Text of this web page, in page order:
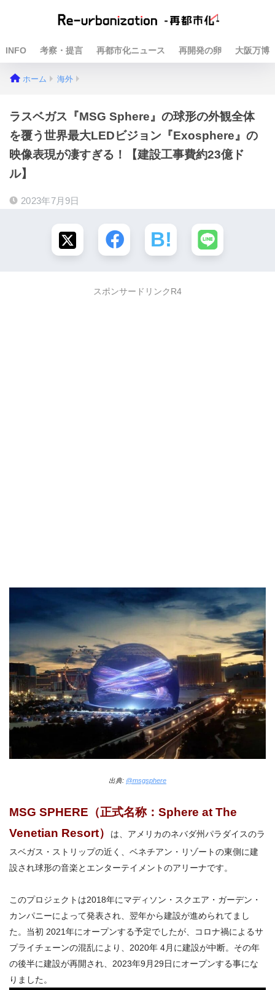
INFO 考察・提言 再都市化ニュース 再開発の卵 大阪万博
ホーム 海外
ラスベガス『MSG Sphere』の球形の外観全体
を覆う世界最大LEDビジョン『Exosphere』の
映像表現が凄すぎる！【建設工事費約23億ド
ル】
2023年7月9日
スポンサードリンクR4
出典: @msgsphere
MSG SPHERE（正式名称：Sphere at The
Venetian Resort）
は、アメリカのネバダ州パラダイスのラ
スベガス・ストリップの近く、ベネチアン・リゾートの東側に建
設され球形の音楽とエンターテイメントのアリーナです。
このプロジェクトは2018年にマディソン・スクエア・ガーデン・
カンパニーによって発表され、翌年から建設が進められてまし
た。当初 2021年にオープンする予定でしたが、コロナ禍によるサ
プライチェーンの混乱により、2020年 4月に建設が中断。その年
の後半に建設が再開され、2023年9月29日にオープンする事にな
りました。